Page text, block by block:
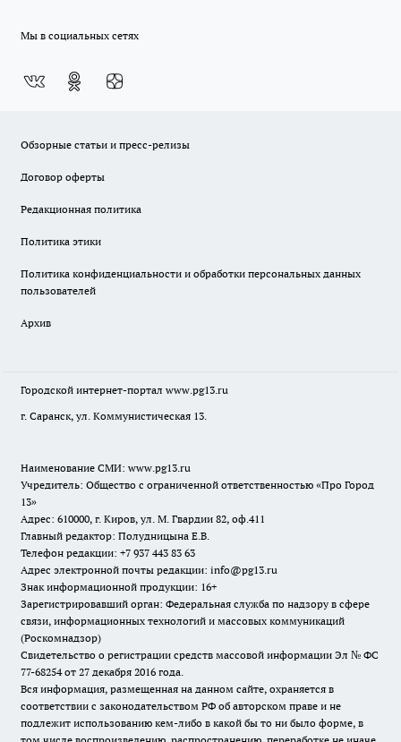
Мы в социальных сетях
Обзорные статьи и пресс-релизы
Договор оферты
Редакционная политика
Политика этики
Политика конфиденциальности и обработки персональных данных
пользователей
Архив
Городской интернет-портал www.pg13.ru
г. Саранск, ул. Коммунистическая 13.
Наименование СМИ: www.pg13.ru
Учредитель: Общество с ограниченной ответственностью «Про Город
13»
Адрес: 610000, г. Киров, ул. М. Гвардии 82, оф.411
Главный редактор: Полудницына Е.В.
Телефон редакции: +7 937 443 83 63
Адрес электронной почты редакции: info@pg13.ru
Знак информационной продукции: 16+
Зарегистрировавший орган: Федеральная служба по надзору в сфере
связи, информационных технологий и массовых коммуникаций
(Роскомнадзор)
Свидетельство о регистрации средств массовой информации Эл № ФС
77-68254 от 27 декабря 2016 года.
Вся информация, размещенная на данном сайте, охраняется в
соответствии с законодательством РФ об авторском праве и не
подлежит использованию кем-либо в какой бы то ни было форме, в